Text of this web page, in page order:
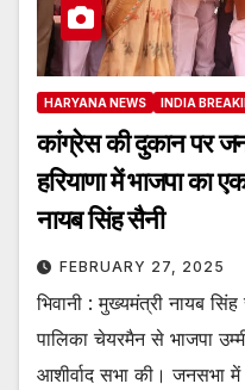
HARYANA NEWS INDIA
कांग्रेस की दुकान पर
हरियाणा में भाजपा का
नायब सिंह सैनी
FEBRUARY 27, 2025
भिवानी : मुख्यमंत्री नायब
पालिका चेयरमैन से भाजपा
आशीर्वाद सभा की। जनसभा